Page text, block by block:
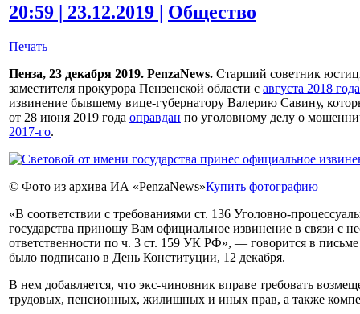
20:59 | 23.12.2019 | Общество
Печать
Пенза, 23 декабря 2019. PenzaNews. Старший советник
заместителя прокурора Пензенской области с августа 2018 года
извинение бывшему вице-губернатору Валерию Савину,
от 28 июня 2019 года оправдан по уголовному делу о
2017-го.
© Фото из архива ИА «PenzaNews»Купить фотографию
«В соответствии с требованиями ст. 136 Уголовно-
государства приношу Вам официальное извинение в связи с
ответственности по ч. 3 ст. 159 УК РФ», — говорится в
было подписано в День Конституции, 12 декабря.
В нем добавляется, что экс-чиновник вправе требовать
трудовых, пенсионных, жилищных и иных прав, а также